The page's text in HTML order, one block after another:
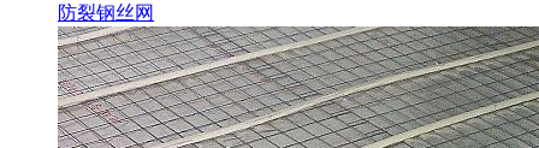
防裂钢丝网